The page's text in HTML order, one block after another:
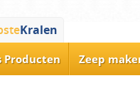
Kralen
Producten Zeep